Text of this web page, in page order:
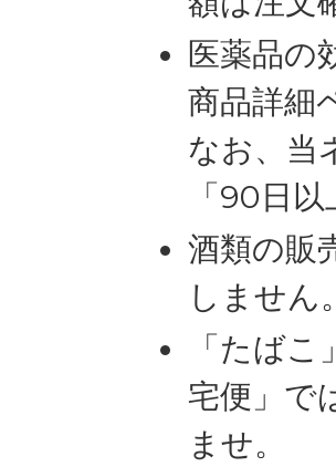
医薬品の
商品詳細
なお、当
「90日
酒類の販
しません
「たば
宅便」で
ませ。